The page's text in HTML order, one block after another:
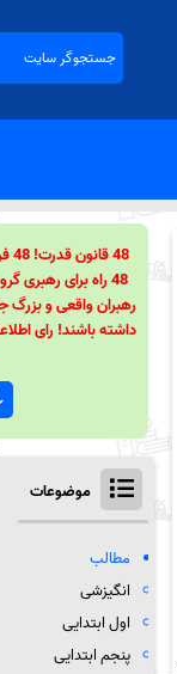
رهبران واقعی و بزرگ
داشته باشند! رای
موضوعات
مطالب
انگیزشی
اول ابتدایی
پنجم ابتدایی